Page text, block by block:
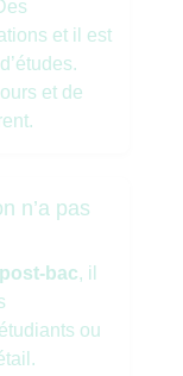
et il est
et de
n’a pas
bac, il
ou